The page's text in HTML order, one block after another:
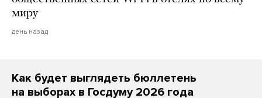
миру
день назад
Как будет выглядеть бюллетень
на выборах в Госдуму 2026 года